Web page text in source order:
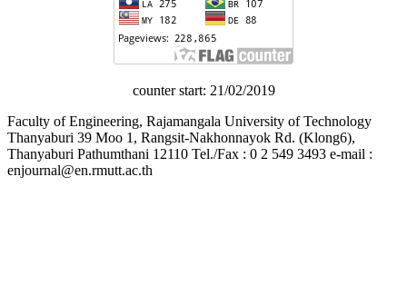
counter start: 21/02/2019
Faculty of Engineering, Rajamangala University of Technology
Thanyaburi 39 Moo 1, Rangsit-Nakhonnayok Rd. (Klong6),
Thanyaburi Pathumthani 12110 Tel./Fax : 0 2 549 3493 e-mail :
enjournal@en.rmutt.ac.th